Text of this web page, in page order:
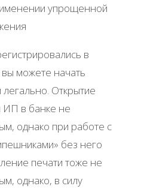
упрощенной
в
можете начать
Открытие
ИП в банке не
однако при работе с
без него
печати тоже не
однако, в силу